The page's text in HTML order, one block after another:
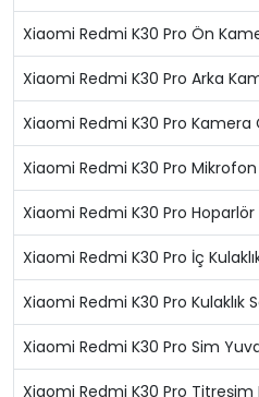
Xiaomi Redmi K30 Pro Ön
Xiaomi Redmi K30 Pro Arka
Xiaomi Redmi K30 Pro Kamera
Xiaomi Redmi K30 Pro
Xiaomi Redmi K30 Pro
Xiaomi Redmi K30 Pro İç
Xiaomi Redmi K30 Pro Kulaklık
Xiaomi Redmi K30 Pro Sim
Xiaomi Redmi K30 Pro